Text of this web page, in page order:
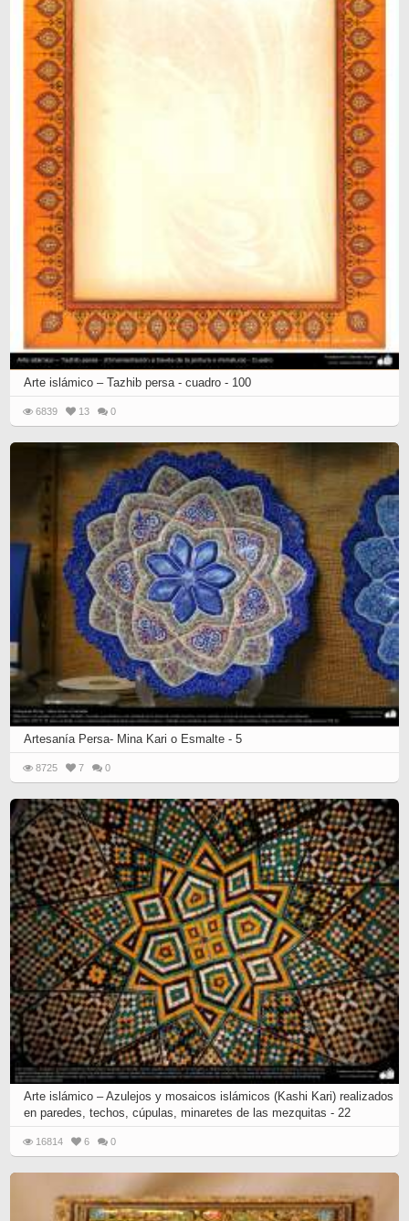
Arte islámico – Tazhib persa - cuadro - 100
6839 13 0
Artesanía Persa- Mina Kari o Esmalte - 5
8725 7 0
Arte islámico – Azulejos y mosaicos islámicos (Kashi Kari) realizados
en paredes, techos, cúpulas, minaretes de las mezquitas - 22
16814 6 0